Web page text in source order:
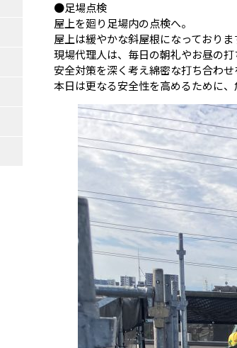
●足場点検
屋上を廻り足場内の点検へ。
屋上は緩やかな斜屋根になっておりま
現場代理人は、毎日の朝礼やお昼の
安全対策を深く考え綿密な打ち合わせ
本日は更なる安全性を高めるために